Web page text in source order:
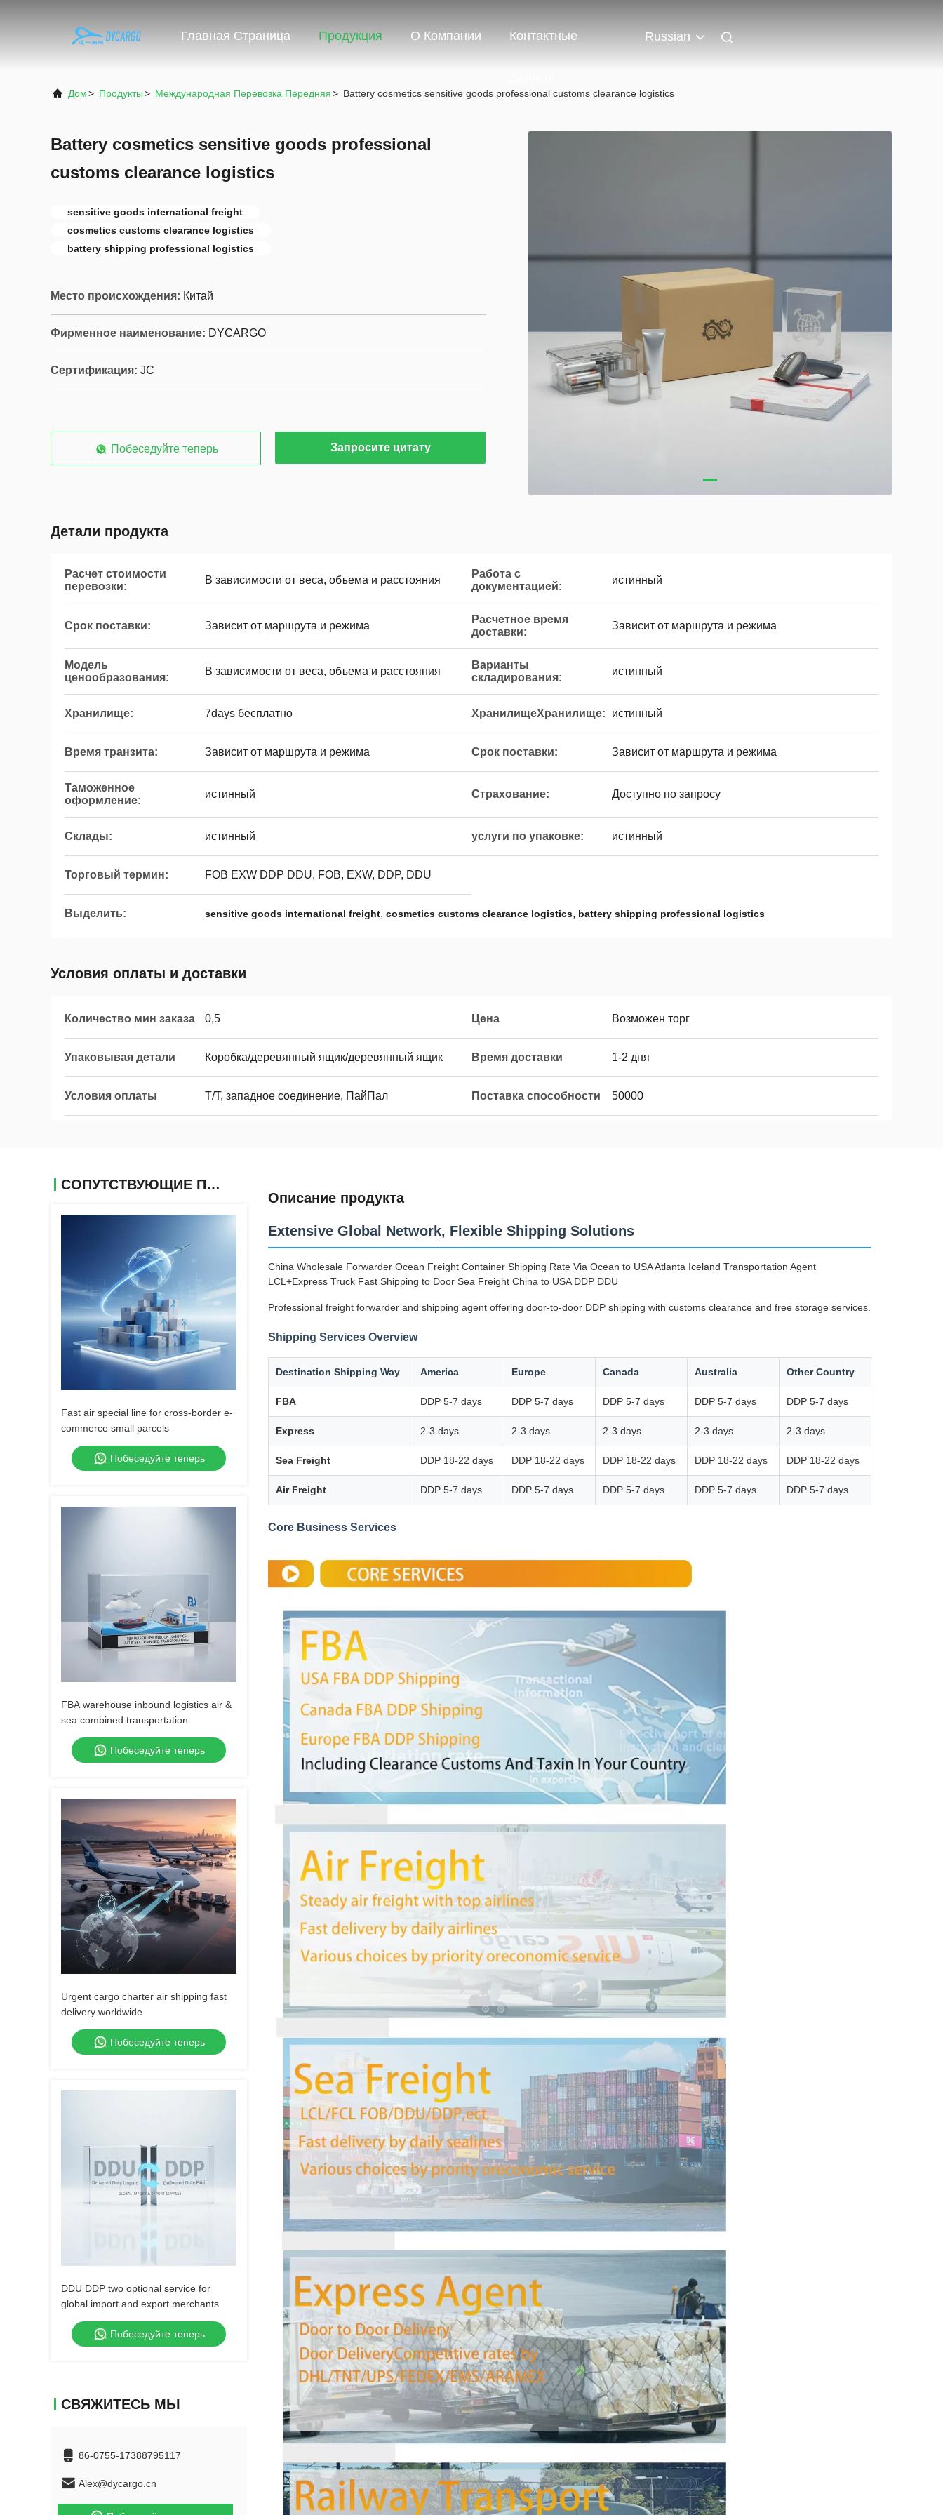
Главная Страница Продукция О Компании Контактные Russian
Дом> Продукты> Международная Перевозка Передняя> Battery cosmetics sensitive goods professional customs clearance logistics
Battery cosmetics sensitive goods professional
customs clearance logistics
sensitive goods international freight
cosmetics customs clearance logistics
battery shipping professional logistics
Место происхождения: Китай
Фирменное наименование: DYCARGO
Сертификация: JC
Побеседуйте теперь Запросите цитату
Детали продукта
Расчет стоимости
перевозки:
В зависимости от веса, объема и расстояния
Работа с
документацией:
истинный
Срок поставки: Зависит от маршрута и режима
Расчетное время
доставки:
Зависит от маршрута и режима
Модель
ценообразования:
В зависимости от веса, объема и расстояния
Варианты
складирования:
истинный
Хранилище: 7days бесплатно ХранилищеХранилище: истинный
Время транзита: Зависит от маршрута и режима Срок поставки: Зависит от маршрута и режима
Таможенное
оформление:
истинный Страхование: Доступно по запросу
Склады: истинный услуги по упаковке: истинный
Торговый термин: FOB EXW DDP DDU, FOB, EXW, DDP, DDU
Выделить: sensitive goods international freight, cosmetics customs clearance logistics, battery shipping professional logistics
Условия оплаты и доставки
Количество мин заказа 0,5 Цена Возможен торг
Упаковывая детали Коробка/деревянный ящик/деревянный ящик Время доставки 1-2 дня
Условия оплаты Т/Т, западное соединение, ПайПал Поставка способности 50000
СОПУТСТВУЮЩИЕ ПРОДУКТЫ
Fast air special line for cross-border e-
commerce small parcels
Побеседуйте теперь
FBA warehouse inbound logistics air &
sea combined transportation
Побеседуйте теперь
Urgent cargo charter air shipping fast
delivery worldwide
Побеседуйте теперь
DDU DDP two optional service for
global import and export merchants
Побеседуйте теперь
СВЯЖИТЕСЬ МЫ
86-0755-17388795117
Alex@dycargo.cn
Описание продукта
Extensive Global Network, Flexible Shipping Solutions
China Wholesale Forwarder Ocean Freight Container Shipping Rate Via Ocean to USA Atlanta Iceland Transportation Agent
LCL+Express Truck Fast Shipping to Door Sea Freight China to USA DDP DDU
Professional freight forwarder and shipping agent offering door-to-door DDP shipping with customs clearance and free storage services.
Shipping Services Overview
Destination Shipping Way America Europe Canada Australia Other Country
FBA DDP 5-7 days DDP 5-7 days DDP 5-7 days DDP 5-7 days DDP 5-7 days
Express 2-3 days 2-3 days 2-3 days 2-3 days 2-3 days
Sea Freight DDP 18-22 days DDP 18-22 days DDP 18-22 days DDP 18-22 days DDP 18-22 days
Air Freight DDP 5-7 days DDP 5-7 days DDP 5-7 days DDP 5-7 days DDP 5-7 days
Core Business Services